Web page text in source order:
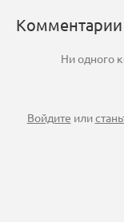
Комментарии
Ни одного
Войдите или